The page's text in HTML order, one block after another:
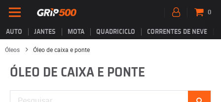
AUTO JANTES MOTA QUADRICICLO CORRENTES DE NEVE
0
Óleos Óleo de caixa e ponte
ÓLEO DE CAIXA E PONTE